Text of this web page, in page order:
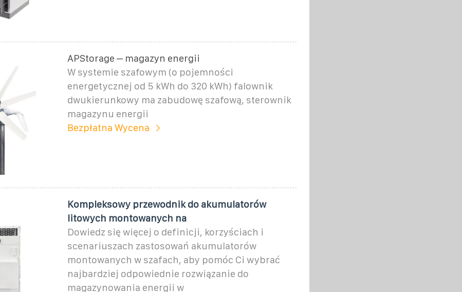
APStorage – magazyn energii
W systemie szafowym (o pojemności
energetycznej od 5 kWh do 320 kWh) falownik
dwukierunkowy ma zabudowę szafową, sterownik
magazynu energii
Bezpłatna Wycena
Kompleksowy przewodnik do akumulatorów
litowych montowanych na
Dowiedz się więcej o definicji, korzyściach i
scenariuszach zastosowań akumulatorów
montowanych w szafach, aby pomóc Ci wybrać
najbardziej odpowiednie rozwiązanie do
magazynowania energii w